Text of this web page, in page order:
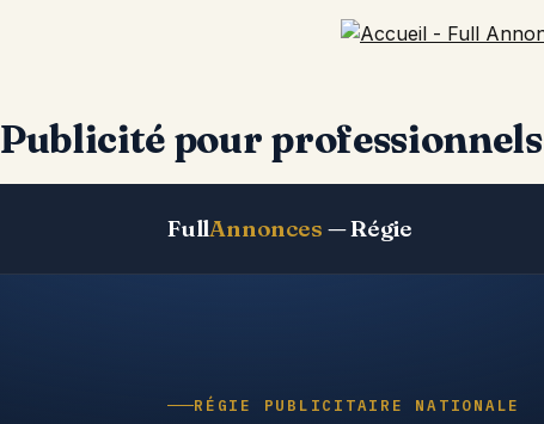
Publicité pour professionnels
FullAnnonces — Régie
RÉGIE PUBLICITAIRE NATIONALE